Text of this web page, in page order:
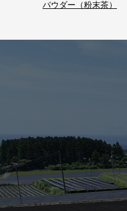
パウダー（粉末茶）